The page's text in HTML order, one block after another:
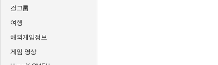
걸그룹
여행
해외게임정보
게임 영상